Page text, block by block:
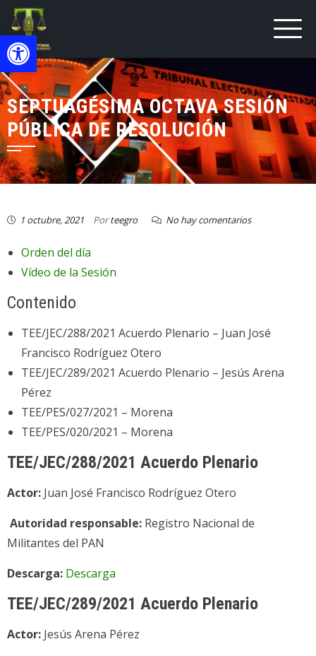
Open toolbar
SEPTUAGÉSIMA OCTAVA SESIÓN
PÚBLICA DE RESOLUCIÓN
1 octubre, 2021 Porteegro No hay comentarios
Orden del día
Vídeo de la Sesión
Contenido
TEE/JEC/288/2021 Acuerdo Plenario – Juan José
Francisco Rodríguez Otero
TEE/JEC/289/2021 Acuerdo Plenario – Jesús Arena
Pérez
TEE/PES/027/2021 – Morena
TEE/PES/020/2021 – Morena
TEE/JEC/288/2021 Acuerdo Plenario
Actor: Juan José Francisco Rodríguez Otero
Autoridad responsable: Registro Nacional de
Militantes del PAN
Descarga: Descarga
TEE/JEC/289/2021 Acuerdo Plenario
Actor: Jesús Arena Pérez